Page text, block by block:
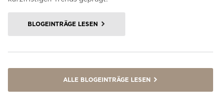
BLOGEINTRÄGE LESEN
ALLE BLOGEINTRÄGE LESEN